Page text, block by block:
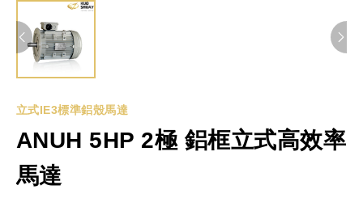
立式IE3標準鋁殼馬達
ANUH 5HP 2極 鋁框立式高效率
馬達